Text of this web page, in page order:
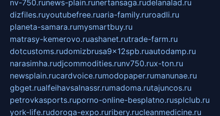
nv-750.runews-plain.runertansaga.rudelanalad.ru
dizfiles.ruyoutubefree.ruaria-family.ruroadli.ru
planeta-samara.rumysmartbuy.ru
matrasy-kemerovo.ruashanet.rutrade-farm.ru
dotcustoms.rudomizbrusa9x12spb.ruautodamp.ru
narasimha.rudjcommodities.runv750.rux-ton.ru
newsplain.rucardvoice.rumodopaper.rumanunae.ru
gbget.rualfeihavsalnassr.rumadoma.rutajuncos.ru
petrovkasports.ruporno-online-besplatno.rusplclub.ru
york-life.rudoroga-expo.ruribery.rucleanmedicine.ru